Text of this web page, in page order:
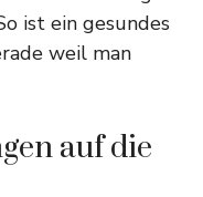
ist ein gesundes
weil man
auf die